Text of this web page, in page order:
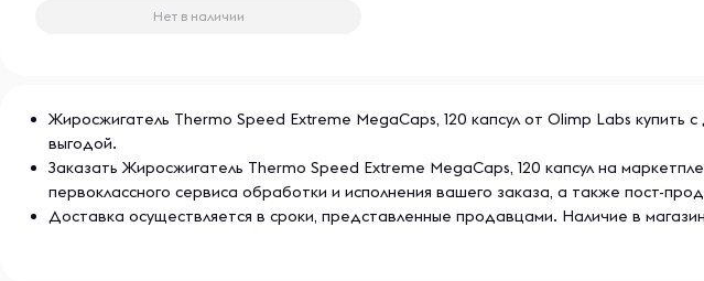
Нет в наличии
Жиросжигатель Thermo Speed Extreme MegaCaps, 120 капсул от Olimp Labs
выгодой.
Заказать Жиросжигатель Thermo Speed Extreme MegaCaps, 120 капсул на
первоклассного сервиса обработки и исполнения вашего заказа, а также пост-
Доставка осуществляется в сроки, представленные продавцами. Наличие в